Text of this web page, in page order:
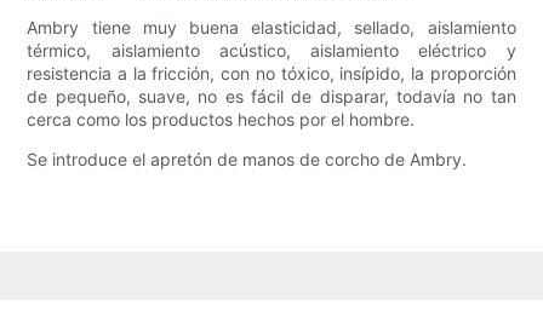
Ambry tiene muy buena elasticidad, sellado, aislamiento
térmico, aislamiento acústico, aislamiento eléctrico y
resistencia a la fricción, con no tóxico, insípido, la proporción
de pequeño, suave, no es fácil de disparar, todavía no tan
cerca como los productos hechos por el hombre.
Se introduce el apretón de manos de corcho de Ambry.